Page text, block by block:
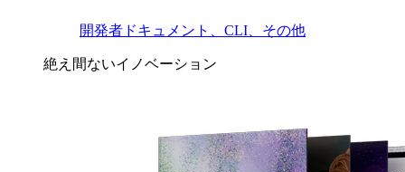
開発者ドキュメント、CLI、その他
絶え間ないイノベーション